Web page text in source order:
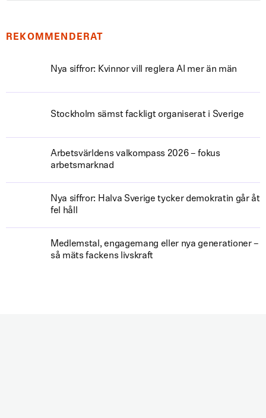
REKOMMENDERAT
Nya siffror: Kvinnor vill reglera AI mer än män
Stockholm sämst fackligt organiserat i Sverige
Arbetsvärldens valkompass 2026 – fokus
arbetsmarknad
Nya siffror: Halva Sverige tycker demokratin går åt
fel håll
Medlemstal, engagemang eller nya generationer –
så mäts fackens livskraft